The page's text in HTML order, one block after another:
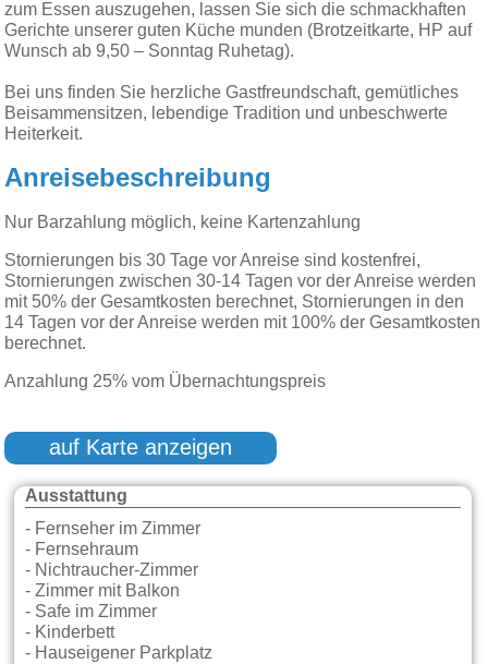
zum Essen auszugehen, lassen Sie sich die schmackhaften
Gerichte unserer guten Küche munden (Brotzeitkarte, HP auf
Wunsch ab 9,50 – Sonntag Ruhetag).
Bei uns finden Sie herzliche Gastfreundschaft, gemütliches
Beisammensitzen, lebendige Tradition und unbeschwerte
Heiterkeit.
Anreisebeschreibung
Nur Barzahlung möglich, keine Kartenzahlung
Stornierungen bis 30 Tage vor Anreise sind kostenfrei,
Stornierungen zwischen 30-14 Tagen vor der Anreise werden
mit 50% der Gesamtkosten berechnet, Stornierungen in den
14 Tagen vor der Anreise werden mit 100% der Gesamtkosten
berechnet.
Anzahlung 25% vom Übernachtungspreis
auf Karte anzeigen
Ausstattung
- Fernseher im Zimmer
- Fernsehraum
- Nichtraucher-Zimmer
- Zimmer mit Balkon
- Safe im Zimmer
- Kinderbett
- Hauseigener Parkplatz